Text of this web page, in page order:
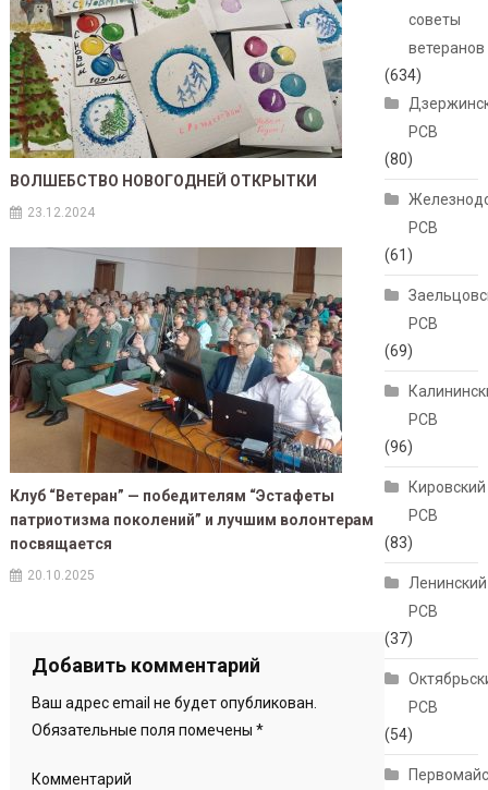
ВОЛШЕБСТВО НОВОГОДНЕЙ ОТКРЫТКИ
23.12.2024
Клуб “Ветеран” — победителям “Эстафеты
патриотизма поколений” и лучшим волонтерам
посвящается
20.10.2025
Добавить комментарий
Ваш адрес email не будет опубликован.
Обязательные поля помечены *
Комментарий
советы
ветеранов
(634)
РСВ
(80)
РСВ
(61)
РСВ
(69)
РСВ
(96)
Кировский
РСВ
(83)
Ленинский
РСВ
(37)
РСВ
(54)